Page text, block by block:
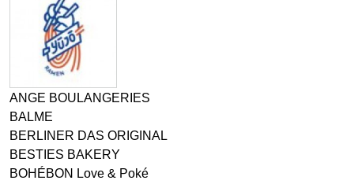
ANGE BOULANGERIES
BALME
BERLINER DAS ORIGINAL
BESTIES BAKERY
BOHÉBON Love & Poké